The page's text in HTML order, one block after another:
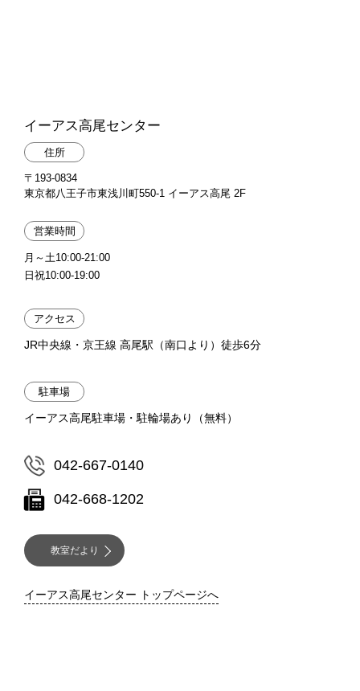
イーアス高尾センター
住所
〒193-0834
東京都八王子市東浅川町550-1 イーアス高尾 2F
営業時間
月～土10:00-21:00
日祝10:00-19:00
アクセス
JR中央線・京王線 高尾駅（南口より）徒歩6分
駐車場
イーアス高尾駐車場・駐輪場あり（無料）
042-667-0140
042-668-1202
教室だより
イーアス高尾センター トップページへ